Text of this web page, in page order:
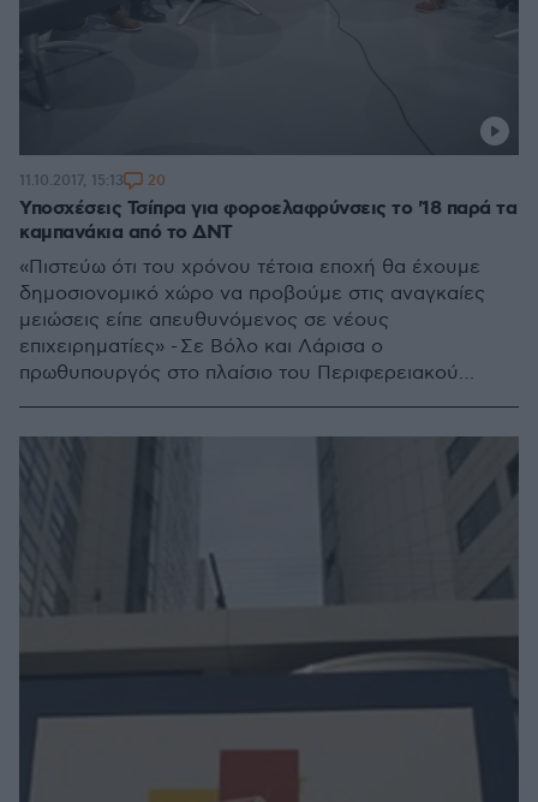
Υποσχέσεις Τσίπρα για φοροελαφρύνσεις το '18 παρά τα
καμπανάκια από το ΔΝΤ
«Πιστεύω ότι του χρόνου τέτοια εποχή θα έχουμε
δημοσιονομικό χώρο να προβούμε στις αναγκαίες
μειώσεις είπε απευθυνόμενος σε νέους
επιχειρηματίες» - Σε Βόλο και Λάρισα ο
πρωθυπουργός στο πλαίσιο του Περιφερειακού
11.10.2017, 15:13 20